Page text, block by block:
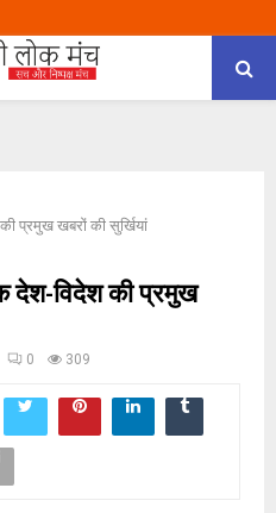
प्रमुख खबरों की सुर्खियां
देश-विदेश की प्रमुख
0 309